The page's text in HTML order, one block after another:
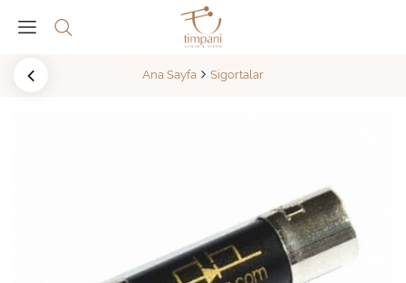
Ana Sayfa Sigortalar